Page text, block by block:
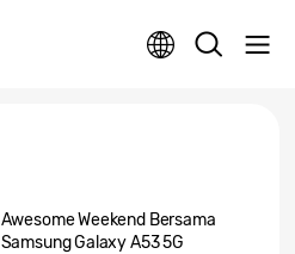
Awesome Weekend Bersama
Samsung Galaxy A53 5G